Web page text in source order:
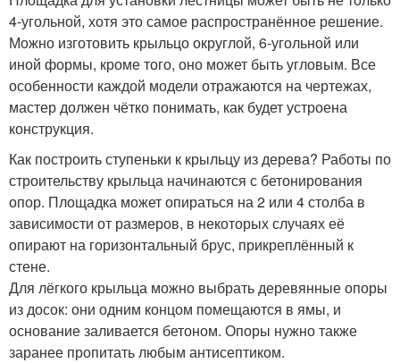
4-угольной, хотя это самое распространённое решение.
Можно изготовить крыльцо округлой, 6-угольной или
иной формы, кроме того, оно может быть угловым. Все
особенности каждой модели отражаются на чертежах,
мастер должен чётко понимать, как будет устроена
конструкция.
Как построить ступеньки к крыльцу из дерева? Работы по
строительству крыльца начинаются с бетонирования
опор. Площадка может опираться на 2 или 4 столба в
зависимости от размеров, в некоторых случаях её
опирают на горизонтальный брус, прикреплённый к
стене.
Для лёгкого крыльца можно выбрать деревянные опоры
из досок: они одним концом помещаются в ямы, и
основание заливается бетоном. Опоры нужно также
заранее пропитать любым антисептиком.